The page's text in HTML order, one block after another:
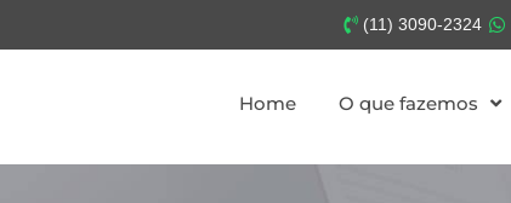
(11) 3090-2324
Home O que fazemos